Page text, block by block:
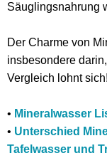
Säuglingsnahrung
Der Charme von
insbesondere
Vergleich lohnt sich!
• Mineralwasser
• Unterschied
Tafelwasser und